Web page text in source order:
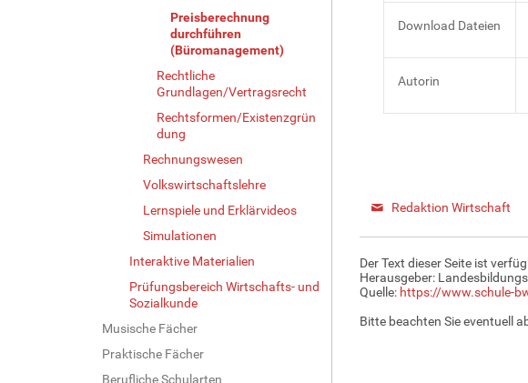
Preisberechnung
durchführen
(Büromanagement)
Rechtliche
Grundlagen/Vertragsrecht
Rechtsformen/Existenzgrün
dung
Rechnungswesen
Volkswirtschaftslehre
Lernspiele und Erklärvideos
Simulationen
Interaktive Materialien
Prüfungsbereich Wirtschafts- und
Sozialkunde
Musische Fächer
Praktische Fächer
Berufliche Schularten
Download Dateien
Autorin
Redaktion Wirtschaft
Der Text dieser Seite ist
Herausgeber:
Quelle: https://www.schule-
Bitte beachten Sie eventuell